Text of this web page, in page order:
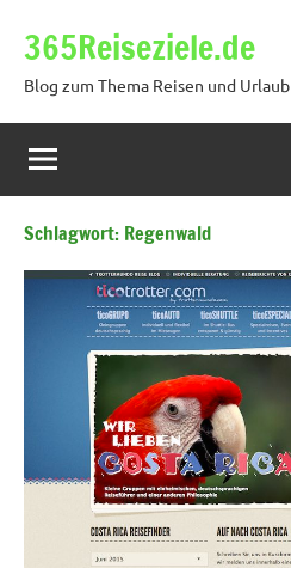
Inhalt
springen
365Reiseziele.de
Blog zum Thema Reisen und Urlaub
Schlagwort: Regenwald